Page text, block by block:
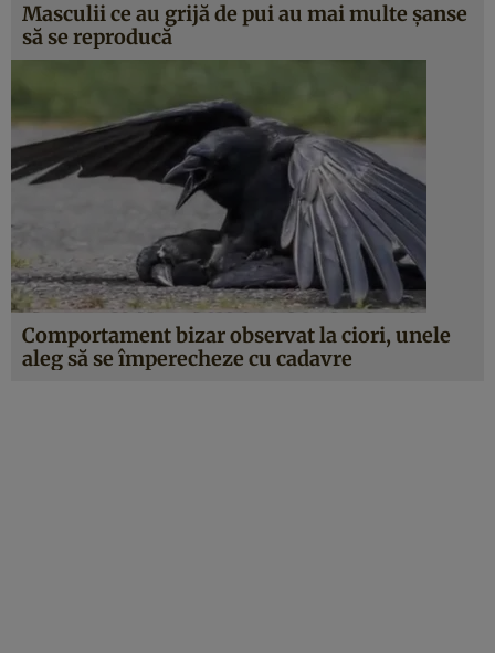
Masculii ce au grijă de pui au mai multe şanse
să se reproducă
Comportament bizar observat la ciori, unele
aleg să se împerecheze cu cadavre